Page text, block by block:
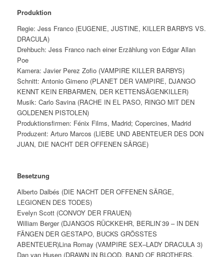
Produktion
Regie: Jess Franco (EUGENIE, JUSTINE, KILLER BARBYS VS.
DRACULA)
Drehbuch: Jess Franco nach einer Erzählung von Edgar Allan
Poe
Kamera: Javier Perez Zofio (VAMPIRE KILLER BARBYS)
Schnitt: Antonio Gimeno (PLANET DER VAMPIRE, DJANGO
KENNT KEIN ERBARMEN, DER KETTENSÄGENKILLER)
Musik: Carlo Savina (RACHE IN EL PASO, RINGO MIT DEN
GOLDENEN PISTOLEN)
Produktionsfirmen: Fénix Films, Madrid; Copercines, Madrid
Produzent: Arturo Marcos (LIEBE UND ABENTEUER DES DON
JUAN, DIE NACHT DER OFFENEN SÄRGE)
Besetzung
Alberto Dalbés (DIE NACHT DER OFFENEN SÄRGE,
LEGIONEN DES TODES)
Evelyn Scott (CONVOY DER FRAUEN)
William Berger (DJANGOS RÜCKKEHR, BERLIN`39 – IN DEN
FÄNGEN DER GESTAPO, BUCKS GRÖSSTES
ABENTEUER)Lina Romay (VAMPIRE SEX–LADY DRACULA 3)
Dan van Husen (DRAWN IN BLOOD, BAND OF BROTHERS,